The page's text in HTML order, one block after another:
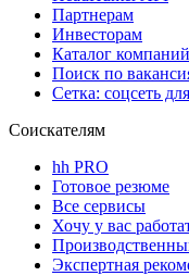
Партнерам
Инвесторам
Каталог компаний
Поиск по
Сетка: соцсеть
Соискателям
hh PRO
Готовое резюме
Все сервисы
Хочу у вас
Экспертная